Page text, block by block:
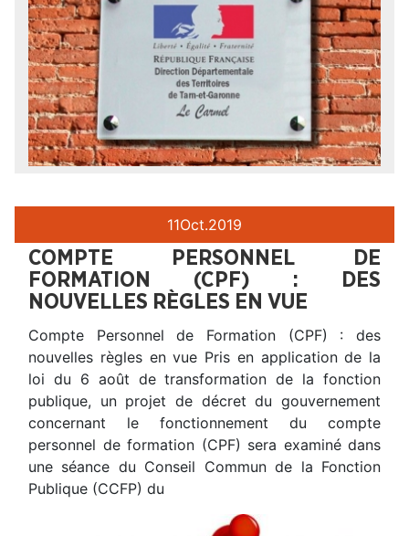
11Oct.2019
COMPTE PERSONNEL DE
FORMATION (CPF) : DES
NOUVELLES RÈGLES EN VUE
Compte Personnel de Formation (CPF) : des
nouvelles règles en vue Pris en application de la
loi du 6 août de transformation de la fonction
publique, un projet de décret du gouvernement
concernant le fonctionnement du compte
personnel de formation (CPF) sera examiné dans
une séance du Conseil Commun de la Fonction
Publique (CCFP) du